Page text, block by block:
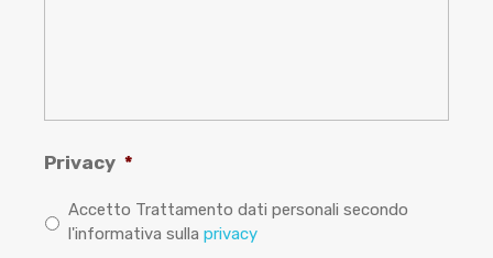
Privacy *
Accetto Trattamento dati personali secondo
l'informativa sulla privacy